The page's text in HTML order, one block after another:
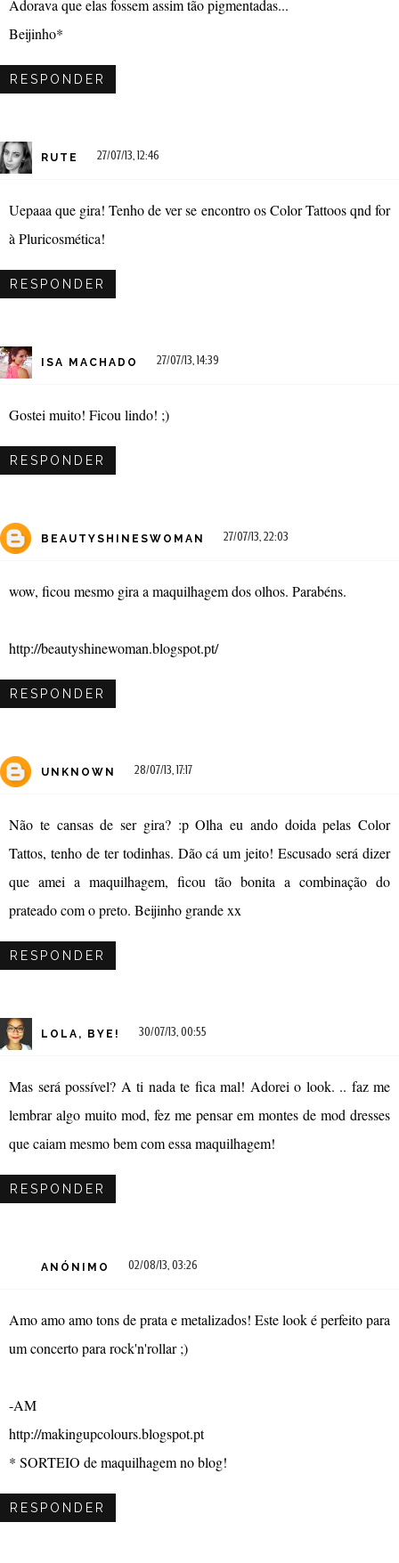
Adorava que elas fossem assim tão pigmentadas...
Beijinho*
RESPONDER
RUTE 27/07/13, 12:46
Uepaaa que gira! Tenho de ver se encontro os Color Tattoos qnd for
à Pluricosmética!
RESPONDER
ISA MACHADO 27/07/13, 14:39
Gostei muito! Ficou lindo! ;)
RESPONDER
BEAUTYSHINESWOMAN 27/07/13, 22:03
wow, ficou mesmo gira a maquilhagem dos olhos. Parabéns.
http://beautyshinewoman.blogspot.pt/
RESPONDER
UNKNOWN 28/07/13, 17:17
Não te cansas de ser gira? :p Olha eu ando doida pelas Color
Tattos, tenho de ter todinhas. Dão cá um jeito! Escusado será dizer
que amei a maquilhagem, ficou tão bonita a combinação do
prateado com o preto. Beijinho grande xx
RESPONDER
LOLA, BYE! 30/07/13, 00:55
Mas será possível? A ti nada te fica mal! Adorei o look. .. faz me
lembrar algo muito mod, fez me pensar em montes de mod dresses
que caiam mesmo bem com essa maquilhagem!
RESPONDER
ANÓNIMO 02/08/13, 03:26
Amo amo amo tons de prata e metalizados! Este look é perfeito para
um concerto para rock'n'rollar ;)
-AM
http://makingupcolours.blogspot.pt
* SORTEIO de maquilhagem no blog!
RESPONDER